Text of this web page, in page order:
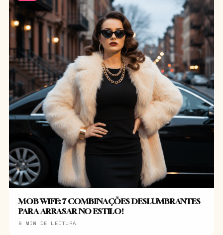
MOB WIFE: 7 COMBINAÇÕES DESLUMBRANTES
PARA ARRASAR NO ESTILO!
8 MIN DE LEITURA